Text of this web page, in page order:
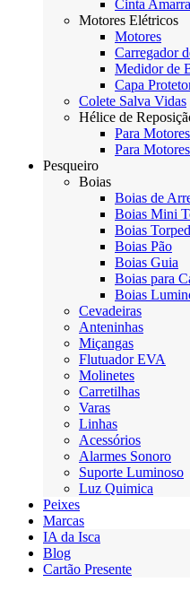
Cinta
Motores Elétricos
Motores
Carregador
Medidor de
Capa
Colete Salva Vidas
Hélice de
Para
Para
Pesqueiro
Boias
Boias de
Boias Mini
Boias
Boias Pão
Boias Guia
Boias para
Boias
Cevadeiras
Anteninhas
Miçangas
Flutuador EVA
Molinetes
Carretilhas
Varas
Linhas
Acessórios
Alarmes Sonoro
Suporte Luminoso
Luz Quimica
Peixes
Marcas
IA da Isca
Blog
Cartão Presente